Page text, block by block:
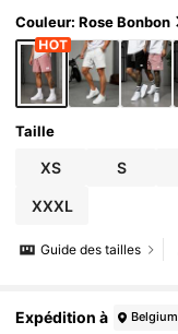
Couleur: Rose Bonbon
Taille
XS S
XXXL
Guide des tailles
Expédition à Belgium